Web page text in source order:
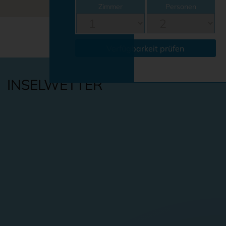
Zimmer Personen
Verfügbarkeit prüfen
INSELWETTER